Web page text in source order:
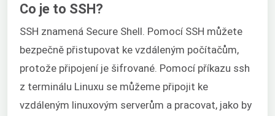
Co je to SSH?
SSH znamená Secure Shell. Pomocí SSH můžete
bezpečně přistupovat ke vzdáleným počítačům,
protože připojení je šifrované. Pomocí příkazu ssh
z terminálu Linuxu se můžeme připojit ke
vzdáleným linuxovým serverům a pracovat, jako by